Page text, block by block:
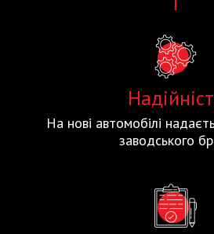
На нові автомобілі
заводського